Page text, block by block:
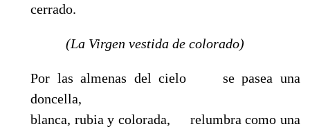
cerrado.
(La Virgen vestida de colorado)
Por las almenas del cielo se pasea una
doncella,
blanca, rubia y colorada, relumbra como una